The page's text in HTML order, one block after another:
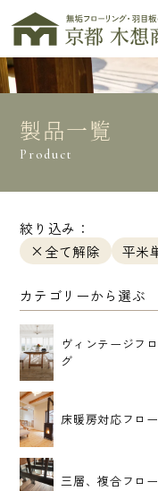
製品一覧
Product
絞り込み：
全て解除
平米
カテゴリーから選ぶ
ヴィンテージフ
グ
床暖房対応フロ
三層、複合フロ